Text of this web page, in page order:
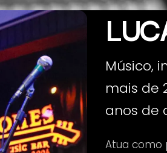
Músico,
mais de
anos de
Atua como